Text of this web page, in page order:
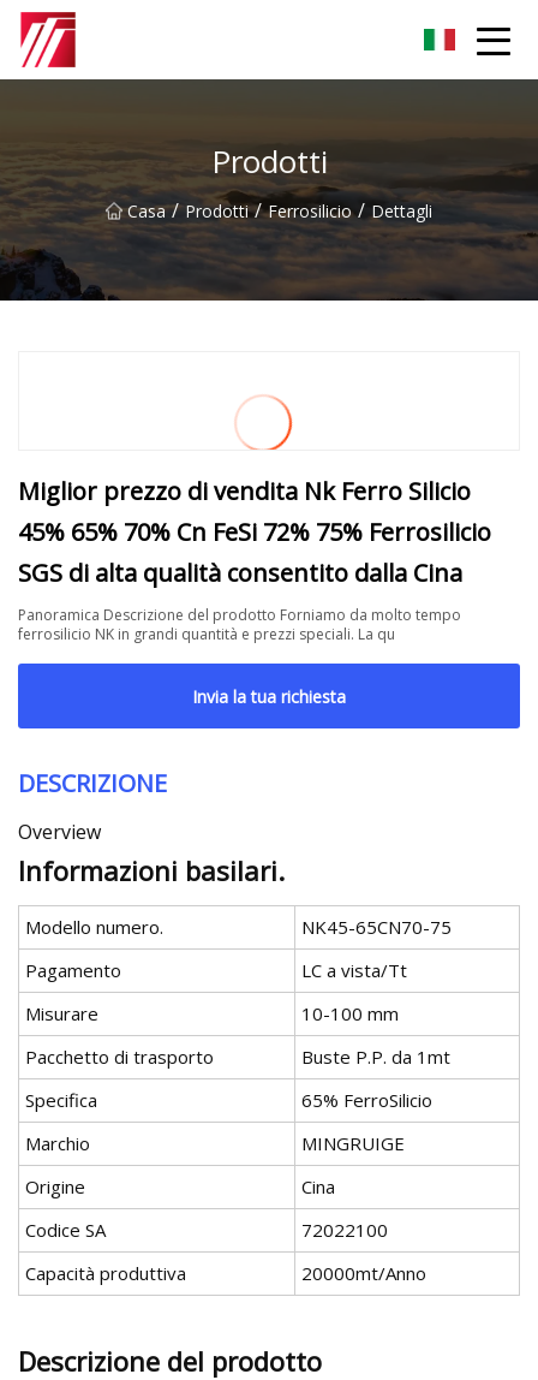
Prodotti
Casa / Prodotti / Ferrosilicio / Dettagli
Miglior prezzo di vendita Nk Ferro Silicio
45% 65% 70% Cn FeSi 72% 75% Ferrosilicio
SGS di alta qualità consentito dalla Cina
Panoramica Descrizione del prodotto Forniamo da molto tempo
ferrosilicio NK in grandi quantità e prezzi speciali. La qu
Invia la tua richiesta
DESCRIZIONE
Overview
Informazioni basilari.
Modello numero.
NK45-65CN70-75
Pagamento
LC a vista/Tt
Misurare
10-100 mm
Pacchetto di trasporto
Buste P.P. da 1mt
Specifica
65% FerroSilicio
Marchio
MINGRUIGE
Origine
Cina
Codice SA
72022100
Capacità produttiva
20000mt/Anno
Descrizione del prodotto